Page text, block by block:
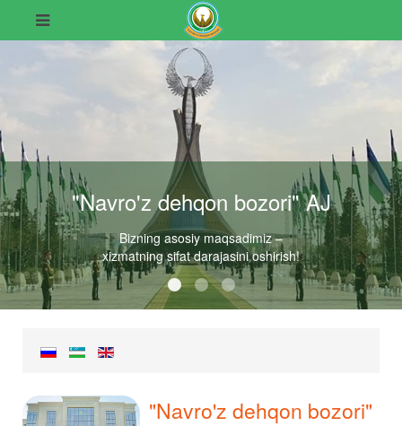
"Navro'z dehqon bozori" AJ
Bizning asosiy maqsadimiz –
xizmatning sifat darajasini oshirish!
"Navro'z dehqon bozori" AJ
"Navro'z dehqon bozori" AJ
"Navro'z dehqon bozori" AJ
"Navro'z dehqon bozori"